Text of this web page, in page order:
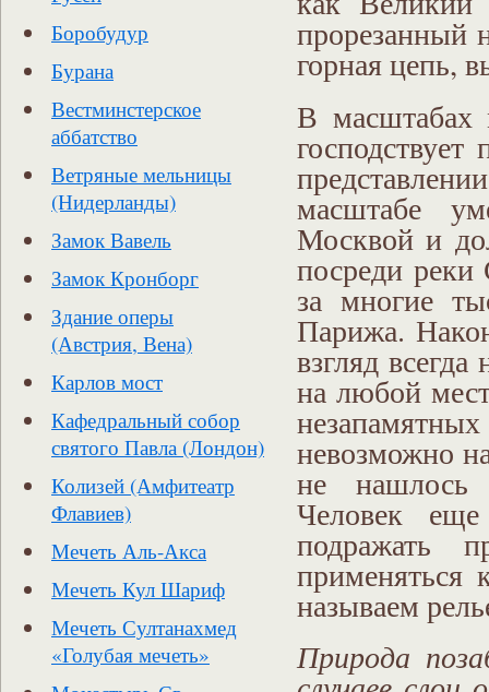
Боробудур
Бурана
Вестминстерское
аббатство
Ветряные мельницы
(Нидерланды)
Замок Вавель
Замок Кронборг
Здание оперы
(Австрия, Вена)
Карлов мост
Кафедральный собор
святого Павла (Лондон)
Колизей (Амфитеатр
Флавиев)
Мечеть Аль-Акса
Мечеть Кул Шариф
Мечеть Султанахмед
«Голубая мечеть»
прорезанный
горная цепь,
В масштабах
масштабе
Москвой и
посреди
за многие
Парижа.
взгляд
на любой
невозможно
не нашлось
Человек
подражать
применяться
называем
Природа